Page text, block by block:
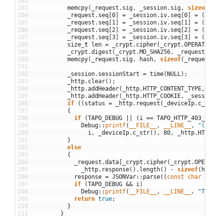
183
184
185
186
187
188
189
190
191
192
193
194
195
196
197
198
199
200
201
202
203
204
205
206
207
208
209
210
211
memcpy( _request . sig , _session. sig , sizeof
_request . seq [0] = _session. iv. seq [0] = (
_request . seq [1 ] = _session. iv. seq [1 ] = (
_request . seq [2 ] = _session. iv. seq [2 ] = (
_request . seq [3] = _session. iv. seq [3] = (
size t len = _crypt . cipher( _crypt .
_crypt .digest ( _crypt .MD_SHA256 , _request
memcpy( _request . sig , hash , sizeof( _request
_session. sessionStart = time(NULL ) ;
_http. clear( ) ;
_http.addHeader( _http.HTTP_CONTENT_TYPE ,
_http.addHeader( _http.HTTP_COOKIE , _session
if
( ( status = _http. request ( _deviceIp. c_str
{
if
(TAPO_DEBUG ( i ==
Debug:: printf( __FILE__ , __LINE__ ,
"(%d)
i , _deviceIp. c_str( ) , 80 , _http.
}
else
{
_request .data [ _crypt . cipher( _crypt .
_http. response( ) . length( ) - sizeof( hash
response = JSONVar:: parse( ( const char
if
(TAPO_DEBUG && i )
Debug:: printf( __FILE__ , __LINE__ ,
return true;
}
}